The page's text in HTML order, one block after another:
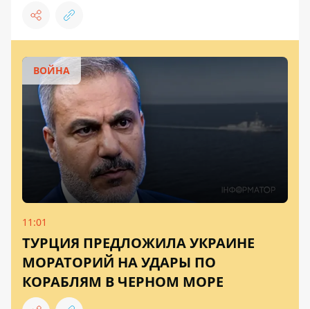
ВОЙНА
11:01
ТУРЦИЯ ПРЕДЛОЖИЛА УКРАИНЕ
МОРАТОРИЙ НА УДАРЫ ПО
КОРАБЛЯМ В ЧЕРНОМ МОРЕ